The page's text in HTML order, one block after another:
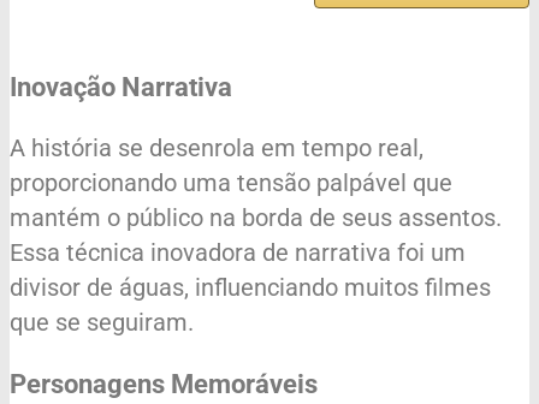
Inovação Narrativa
A história se desenrola em tempo real,
proporcionando uma tensão palpável que
mantém o público na borda de seus assentos.
Essa técnica inovadora de narrativa foi um
divisor de águas, influenciando muitos filmes
que se seguiram.
Personagens Memoráveis